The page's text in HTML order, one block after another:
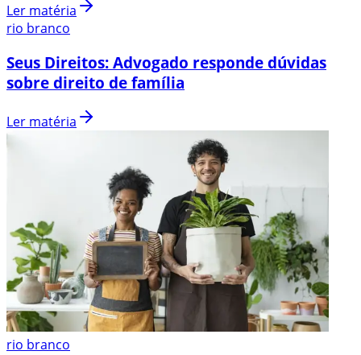
Ler matéria
rio branco
Seus Direitos: Advogado responde dúvidas
sobre direito de família
Ler matéria
rio branco